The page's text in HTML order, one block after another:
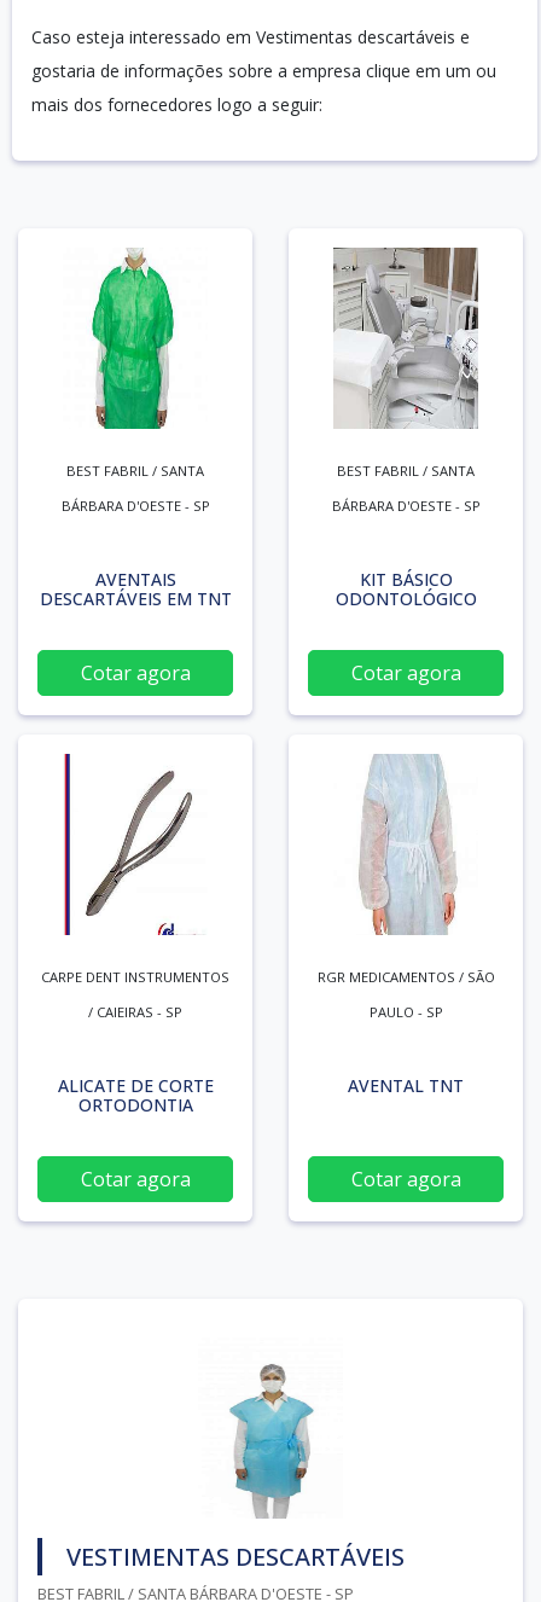
Caso esteja interessado em Vestimentas descartáveis e
gostaria de informações sobre a empresa clique em um ou
mais dos fornecedores logo a seguir:
BEST FABRIL / SANTA
BÁRBARA D'OESTE - SP
AVENTAIS
DESCARTÁVEIS EM TNT
Cotar agora
BEST FABRIL / SANTA
BÁRBARA D'OESTE - SP
KIT BÁSICO
ODONTOLÓGICO
Cotar agora
CARPE DENT INSTRUMENTOS
/ CAIEIRAS - SP
ALICATE DE CORTE
ORTODONTIA
Cotar agora
RGR MEDICAMENTOS / SÃO
PAULO - SP
AVENTAL TNT
Cotar agora
VESTIMENTAS DESCARTÁVEIS
BEST FABRIL / SANTA BÁRBARA D'OESTE - SP